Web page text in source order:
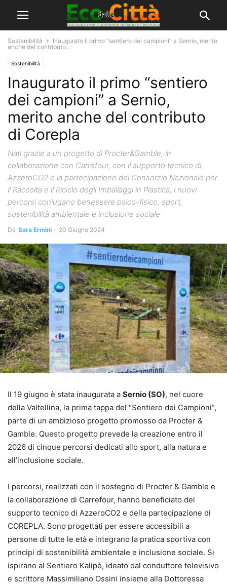
Sostenibilità
Inaugurato il primo “sentiero dei campioni” a Sernio, merito
anche del contributo...
Sostenibilità
Inaugurato il primo “sentiero
dei campioni” a Sernio,
merito anche del contributo
di Corepla
Nati grazie a un progetto di Procter&Gamble, in
collaborazione con Carrefour, con il supporto tecnico di
AzzeroCO2 e la partecipazione del Consorzio Nazionale per
il Raccolta e il Riciclo degli Imballaggi in Plastica, i nuovi
percorsi coniugano benessere psico-fisico, sport,
sostenibilità ambientale e inclusione sociale
Da Sara Ermini - 20 Giugno 2024
Il 19 giugno è stata inaugurata a Sernio (SO), nel cuore
della Valtellina, la prima tappa del “Sentiero dei Campioni”,
parte di un ambizioso progetto promosso da Procter &
Gamble. Questo progetto prevede la creazione entro il
2026 di cinque percorsi dedicati allo sport, alla natura e
all’inclusione sociale.
I percorsi, realizzati con il sostegno di Procter & Gamble e
la collaborazione di Carrefour, hanno beneficiato del
supporto tecnico di AzzeroCO2 e della partecipazione di
COREPLA. Sono progettati per essere accessibili a
persone di tutte le età e integrano la pratica sportiva con
principi di sostenibilità ambientale e inclusione sociale. Si
ispirano al Sentiero Kalipè, ideato dal conduttore televisivo
e scrittore Massimiliano Ossini insieme alla Dottoressa